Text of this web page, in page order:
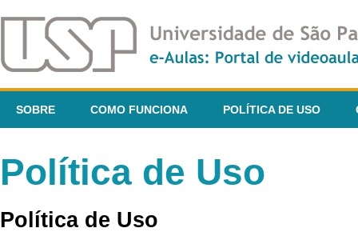
SOBRE COMO FUNCIONA POLÍTICA DE USO
Política de Uso
Política de Uso